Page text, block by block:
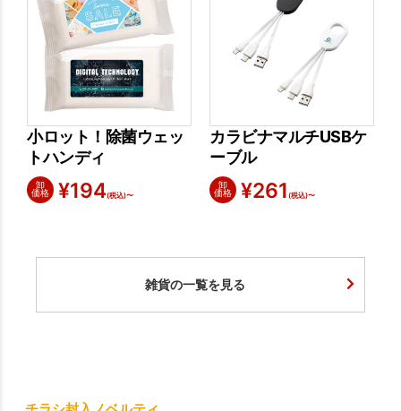
小ロット！除菌ウェッ
トハンディ
卸
価格
¥194(税込)〜
カラビナマルチUSBケ
ーブル
卸
価格
¥261 (税込)〜
雑貨の一覧を見る